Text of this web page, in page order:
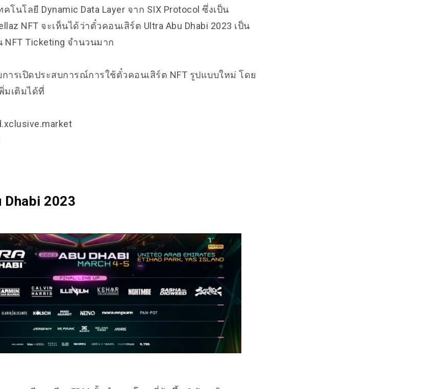
โนโลยี Dynamic Data Layer จาก SIX Protocol ซึ่งเป็น
NFT จะเห็นได้ว่าตั๋วคอนเสิร์ต Ultra Abu Dhabi 2023 เป็น
Ticketing จำนวนมาก
ารเปิดประสบการณ์การใช้ตั๋วคอนเสิร์ต NFT รูปแบบใหม่ โดย
มเติมได้ที่
2023